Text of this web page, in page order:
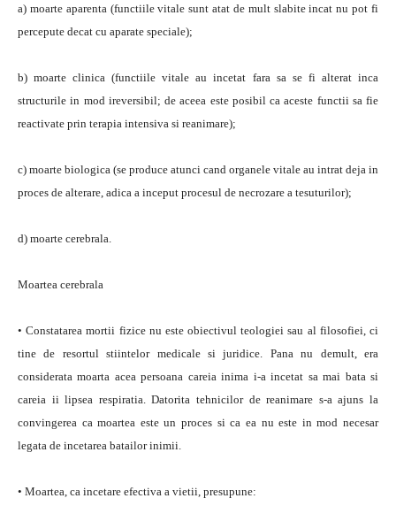
a) moarte aparenta (functiile vitale sunt atat de mult slabite incat nu pot fi
percepute decat cu aparate speciale);
b) moarte clinica (functiile vitale au incetat fara sa se fi alterat inca
structurile in mod ireversibil; de aceea este posibil ca aceste functii sa fie
reactivate prin terapia intensiva si reanimare);
c) moarte biologica (se produce atunci cand organele vitale au intrat deja in
proces de alterare, adica a inceput procesul de necrozare a tesuturilor);
d) moarte cerebrala.
Moartea cerebrala
• Constatarea mortii fizice nu este obiectivul teologiei sau al filosofiei, ci
tine de resortul stiintelor medicale si juridice. Pana nu demult, era
considerata moarta acea persoana careia inima i-a incetat sa mai bata si
careia ii lipsea respiratia. Datorita tehnicilor de reanimare s-a ajuns la
convingerea ca moartea este un proces si ca ea nu este in mod necesar
legata de incetarea batailor inimii.
• Moartea, ca incetare efectiva a vietii, presupune: